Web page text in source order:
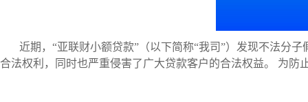
近期，“亚联财小额贷款”（以下简称“我司”）发现不法分
合法权利，同时也严重侵害了广大贷款客户的合法权益。
为防